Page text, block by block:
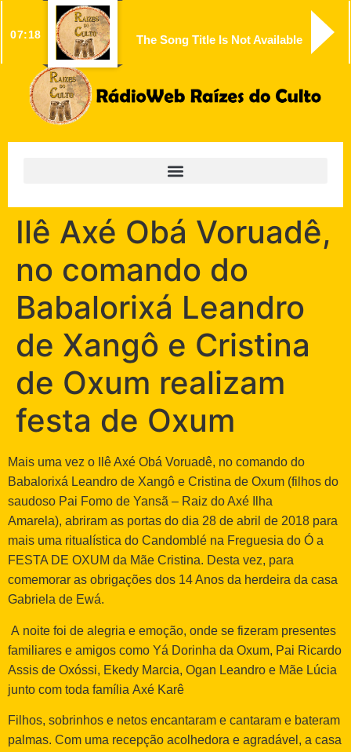
07:18 The Song Title Is Not Available
Ilê Axé Obá Voruadê,
no comando do
Babalorixá Leandro
de Xangô e Cristina
de Oxum realizam
festa de Oxum
Mais uma vez o Ilê Axé Obá Voruadê, no comando do
Babalorixá Leandro de Xangô e Cristina de Oxum (filhos do
saudoso Pai Fomo de Yansã – Raiz do Axé Ilha
Amarela), abriram as portas do dia 28 de abril de 2018 para
mais uma ritualística do Candomblé na Freguesia do Ó a
FESTA DE OXUM da Mãe Cristina. Desta vez, para
comemorar as obrigações dos 14 Anos da herdeira da casa
Gabriela de Ewá.
A noite foi de alegria e emoção, onde se fizeram presentes
familiares e amigos como Yá Dorinha da Oxum, Pai Ricardo
Assis de Oxóssi, Ekedy Marcia, Ogan Leandro e Mãe Lúcia
junto com toda família Axé Karê
Filhos, sobrinhos e netos encantaram e cantaram e bateram
palmas. Com uma recepção acolhedora e agradável, a casa